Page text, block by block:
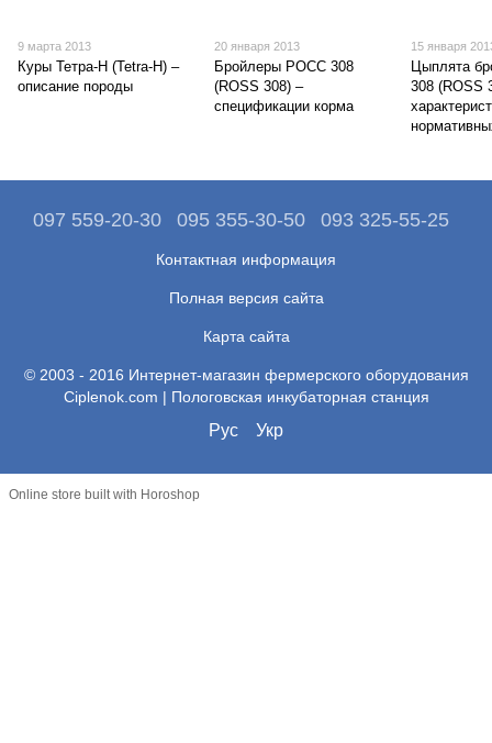
9 марта 2013
Куры Тетра-Н (Tetra-H) –
описание породы
20 января 2013
Бройлеры РОСС 308
(ROSS 308) –
спецификации корма
15 января
Цыплята
308 (ROSS
097 559-20-30 095 355-30-50 093 325-55-25
Контактная информация
Полная версия сайта
Карта сайта
© 2003 - 2016 Интернет-магазин фермерского оборудования
Ciplenok.com | Пологовская инкубаторная станция
Рус Укр
Online store built with Horoshop